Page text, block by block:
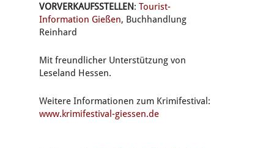
VORVERKAUFSSTELLEN: Tourist-
Information Gießen, Buchhandlung
Reinhard
Mit freundlicher Unterstützung von
Leseland Hessen.
Weitere Informationen zum Krimifestival:
www.krimifestival-giessen.de